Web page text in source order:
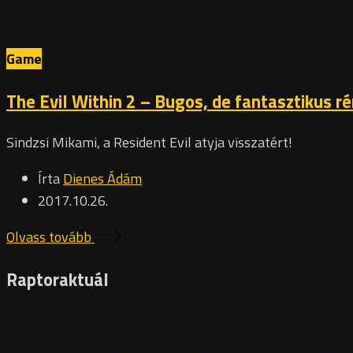
Game
The Evil Within 2 – Bugos, de fantasztikus
Sindzsi Mikami, a Resident Evil atyja visszatért!
ÍrtaDienes Ádám
2017.10.26.
Olvass tovább
Raptoraktuál